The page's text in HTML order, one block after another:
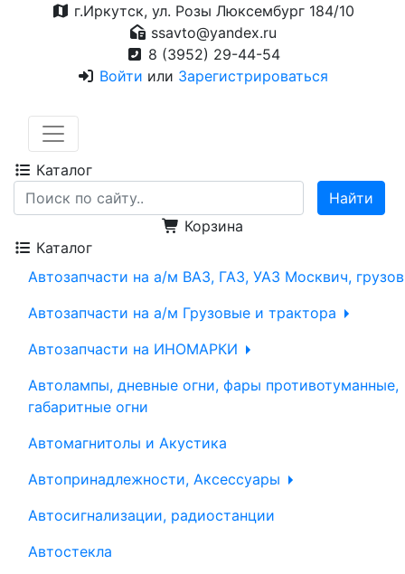
г.Иркутск, ул. Розы Люксембург 184/10
ssavto@yandex.ru
8 (3952) 29-44-54
Войти или Зарегистрироваться
Каталог
Корзина
Каталог
Автозапчасти на а/м ВАЗ, ГАЗ, УАЗ Москвич,
Автозапчасти на а/м Грузовые и трактора
Автозапчасти на ИНОМАРКИ
Автолампы, дневные огни, фары противотуманные,
габаритные огни
Автомагнитолы и Акустика
Автопринадлежности, Аксессуары
Автосигнализации, радиостанции
Автостекла